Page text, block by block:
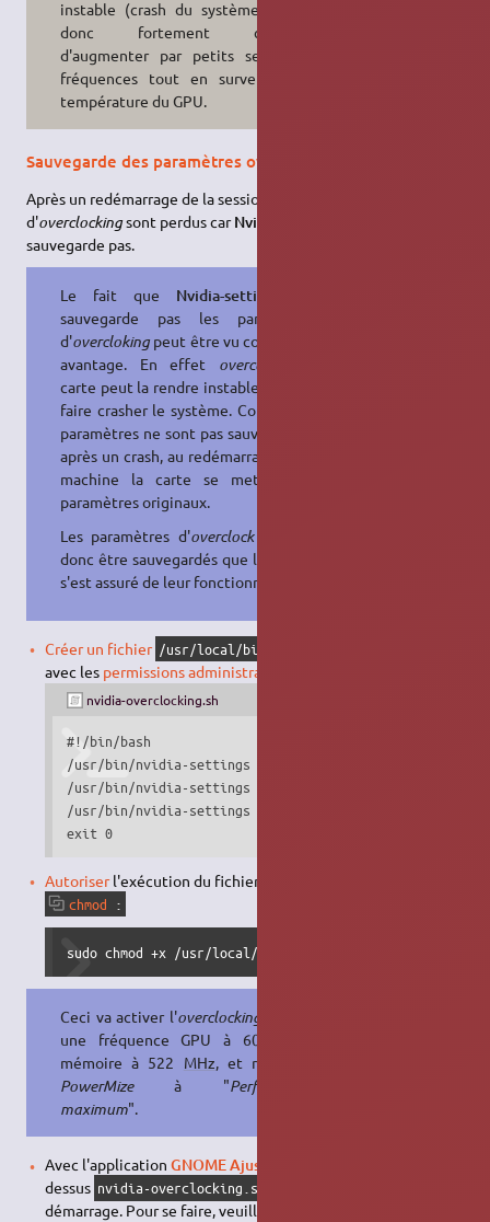
instable (crash du système). Il est
donc fortement conseillé
d'augmenter par petits seuils les
fréquences tout en surveillant la
température du GPU.
Sauvegarde des paramètres overclock
Après un redémarrage de la session, les paramètres
d'overclockingsont perdus carNvidia-settings
sauvegarde pas.
Le fait que Nvidia-settings
sauvegarde pas les paramètres
d'overclokingpeut être vu comme un
avantage. En effet overcloker
carte peut la rendre instable et peut
faire crasher le système. Comme les
paramètres ne sont pas sauvegardés,
après un crash, au redémarrage de la
machine la carte se mettra aux
paramètres originaux.
Les paramètres d'overclockne doit
donc être sauvegardés que lorsqu'on
s'est assuré de leur fonctionnement.
Créer un fichier /usr/local/bin/nvidia-overclocking.sh
avec les permissions administrateur
nvidia-overclocking.sh
#!/bin/bash
/usr/bin/nvidia-settings --assign
/usr/bin/nvidia-settings --assign
/usr/bin/nvidia-settings --assign [gpu:0]/
exit 0
Autoriserl'exécution du fichier avec la commande
chmod :
sudo chmod +x /usr/local/bin/nvidia-overclocking.sh
Ceci va activer l'overclocking
une fréquence GPU à 600
mémoire à 522 MHz, et régler le
PowerMizeà "Performance
maximum".
Avec l'application GNOME Ajustements
dessus nvidia-overclocking.sh
démarrage. Pour se faire, veuillez vous rendre dans